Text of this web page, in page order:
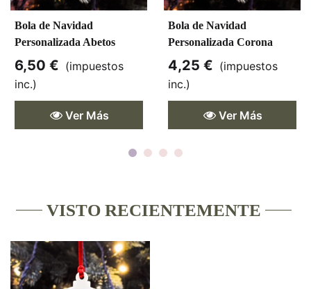
Bola de Navidad
Personalizada Abetos
6,50 € (impuestos
inc.)
Ver Más
Bola de Navidad
Personalizada Corona
Corazones
4,25 € (impuestos
inc.)
Ver Más
VISTO RECIENTEMENTE